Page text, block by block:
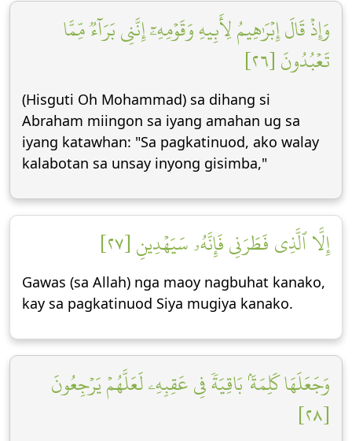
وَإِذۡ قَالَ إِبۡرَٰهِيمُ لِأَبِيهِ وَقَوۡمِهِۦٓ إِنَّنِي بَرَآءٞ مِّمَّا
تَعۡبُدُونَ [٢٦]
(Hisguti Oh Mohammad) sa dihang si
Abraham miingon sa iyang amahan ug sa
iyang katawhan: "Sa pagkatinuod, ako walay
kalabotan sa unsay inyong gisimba,"
إِلَّا ٱلَّذِي فَطَرَنِي فَإِنَّهُۥ سَيَهۡدِينِ [٢٧]
Gawas (sa Allah) nga maoy nagbuhat kanako,
kay sa pagkatinuod Siya mugiya kanako.
وَجَعَلَهَا كَلِمَةَۢ بَاقِيَةٗ فِي عَقِبِهِۦ لَعَلَّهُمۡ يَرۡجِعُونَ
[٢٨]